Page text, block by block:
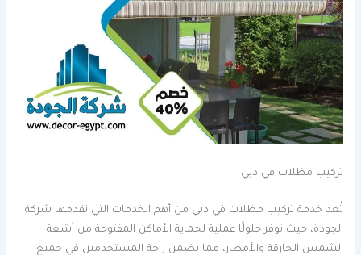
تركيب مظلات في دبي
تُعد خدمة تركيب مظلات في دبي من أهم الخدمات التي تقدمها شركة
الجودة، حيث توفر حلولًا عملية لحماية الأماكن المفتوحة من أشعة
الشمس الحارقة والأمطار، مما يضمن راحة المستخدمين في جميع